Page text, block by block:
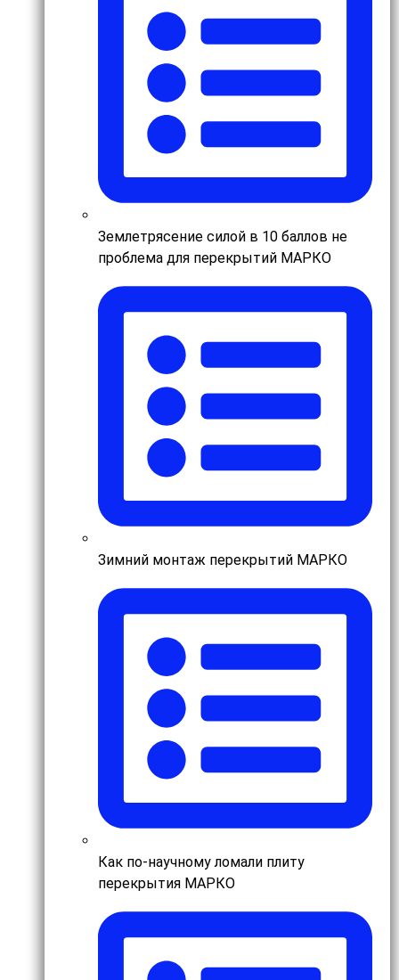
Землетрясение силой в 10 баллов не
проблема для перекрытий МАРКО
Зимний монтаж перекрытий МАРКО
Как по-научному ломали плиту
перекрытия МАРКО